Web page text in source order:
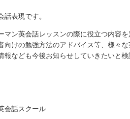
表現です。
ン英会話レッスンの際に役立つ内容
けの勉強方法のアドバイス等、様々
なども今後お知らせしていきたいと検
会話スクール